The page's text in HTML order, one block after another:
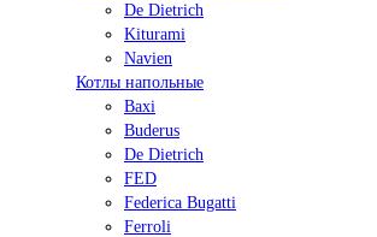
De Dietrich
Kiturami
Navien
Котлы напольные
Baxi
Buderus
De Dietrich
FED
Federica Bugatti
Ferroli